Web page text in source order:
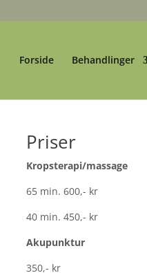
Forside Behandlinger
Priser
Kropsterapi/massage
65 min. 600,- kr
40 min. 450,- kr
Akupunktur
350,- kr